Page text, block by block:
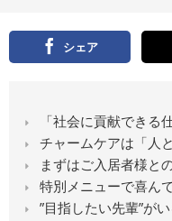
シェア
「社会に貢献できる
チャームケアは「人
まずはご入居者様と
特別メニューで喜ん
”目指したい先輩”が